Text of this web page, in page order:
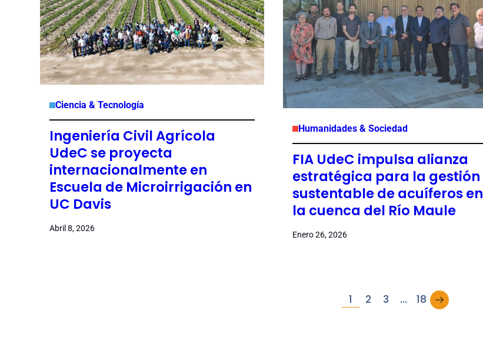
Ciencia & Tecnología
Ingeniería Civil Agrícola
UdeC se proyecta
internacionalmente en
Escuela de Microirrigación en
UC Davis
Abril 8, 2026
Humanidades & Sociedad
FIA UdeC impulsa alianza
estratégica para la gestión
sustentable de acuíferos en
la cuenca del Río Maule
Enero 26, 2026
1 2 3 … 18 →